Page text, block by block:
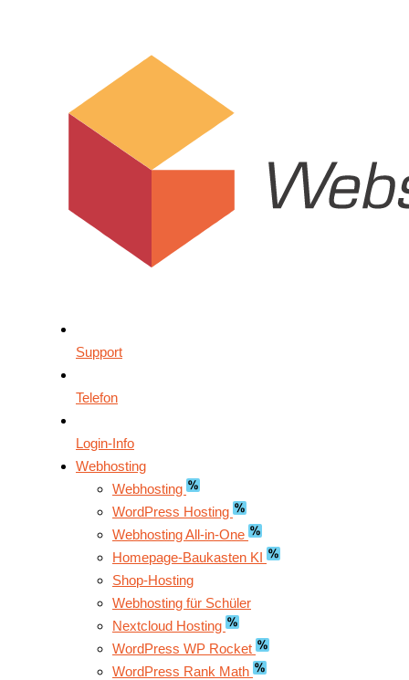
Support
Telefon
Login-Info
Webhosting
Webhosting
WordPress Hosting
Webhosting All-in-One
Homepage-Baukasten KI
Shop-Hosting
Webhosting für Schüler
Nextcloud Hosting
WordPress WP Rocket
WordPress Rank Math